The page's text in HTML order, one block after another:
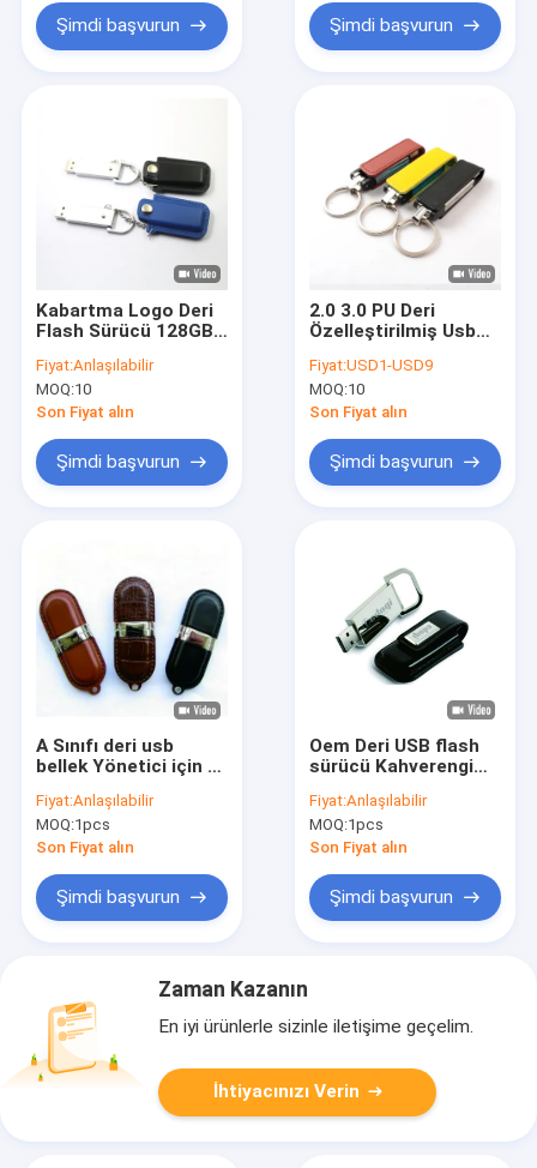
Şimdi başvurun Şimdi başvurun
Kabartma Logo Deri
Flash Sürücü 128GB
Kapasiteli Bellek
Çubuğu
Fiyat:Anlaşılabilir
MOQ:10
Son Fiyat alın
Şimdi başvurun
2.0 3.0 PU Deri
Özelleştirilmiş Usb
256GB Kabartma
Logosu
Fiyat:USD1-USD9
MOQ:10
Son Fiyat alın
Şimdi başvurun
A Sınıfı deri usb
bellek Yönetici için A
yüzeye sahip Deri
USB Flash Sürücü
flash sürücüsü
Fiyat:Anlaşılabilir
MOQ:1pcs
Son Fiyat alın
Şimdi başvurun
Oem Deri USB flash
sürücü Kahverengi
kurumsal hediyeler ve
etkinlikler için ideal,
taşınabilir depolama
Fiyat:Anlaşılabilir
MOQ:1pcs
Son Fiyat alın
Şimdi başvurun
Zaman Kazanın
En iyi ürünlerle sizinle iletişime geçelim.
İhtiyacınızı Verin